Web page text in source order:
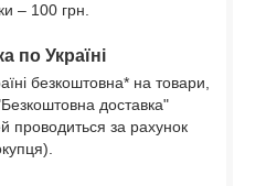
– 100 грн.
по Україні
безкоштовна* на товари,
доставка"
проводиться за рахунок